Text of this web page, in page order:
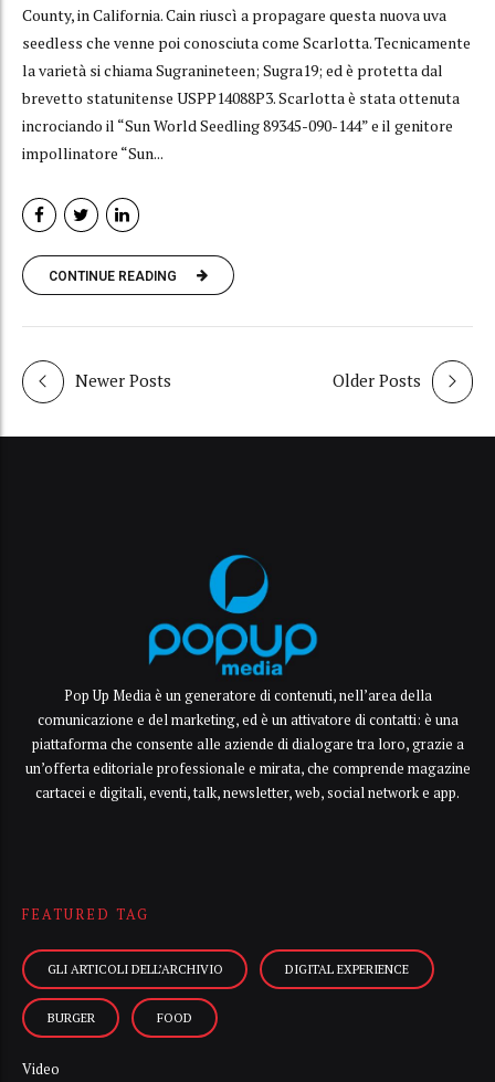
County, in California. Cain riuscì a propagare questa nuova uva
seedless che venne poi conosciuta come Scarlotta. Tecnicamente
la varietà si chiama Sugranineteen; Sugra19; ed è protetta dal
brevetto statunitense USPP14088P3. Scarlotta è stata ottenuta
incrociando il “Sun World Seedling 89345-090-144” e il genitore
impollinatore “Sun...
CONTINUE READING
Newer Posts Older Posts
Pop Up Media è un generatore di contenuti, nell’area della
comunicazione e del marketing, ed è un attivatore di contatti: è una
piattaforma che consente alle aziende di dialogare tra loro, grazie a
un’offerta editoriale professionale e mirata, che comprende magazine
cartacei e digitali, eventi, talk, newsletter, web, social network e app.
FEATURED TAG
GLI ARTICOLI DELL’ARCHIVIO DIGITAL EXPERIENCE
BURGER FOOD
Video